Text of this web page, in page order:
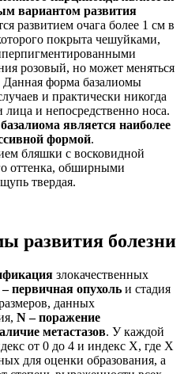
вариантом развития
развитием очага более 1 см в
покрыта чешуйками,
розовый, но может меняться
Данная форма базалиомы
и практически никогда
лица и непосредственно носа.
является наиболее
формой.
бляшки с восковидной
оттенка, обширными
твердая.
развития болезни
злокачественных
первичная опухоль и стадия
данных
N – поражение
метастазов. У каждой
от 0 до 4 и индекс Х, где Х
для оценки образования, а